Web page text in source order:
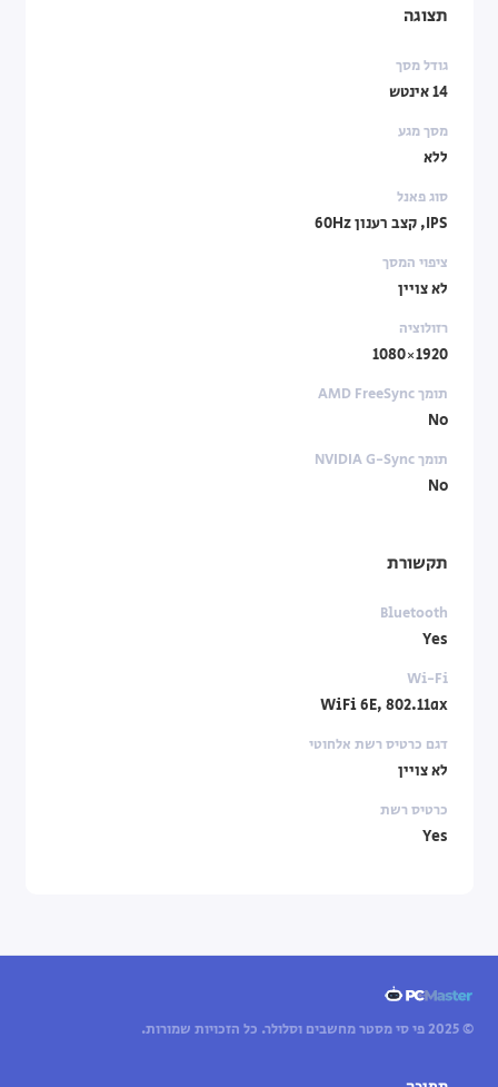
תצוגה
גודל מסך
14 אינטש
מסך מגע
ללא
סוג פאנל
IPS, קצב רענון 60Hz
ציפוי המסך
לא צויין
רזולוציה
1920×1080
תומך AMD FreeSync
No
תומך NVIDIA G-Sync‏
No
תקשורת
Bluetooth
Yes
Wi-Fi
WiFi 6E, 802.11ax
דגם כרטיס רשת אלחוטי
לא צויין
כרטיס רשת
Yes
© 2025 פי סי מסטר מחשבים וסלולר. כל הזכויות שמורות.